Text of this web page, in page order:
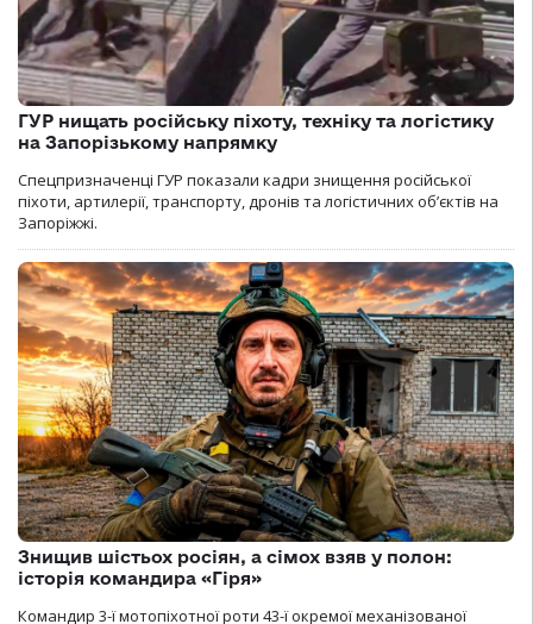
ГУР нищать російську піхоту, техніку та логістику
на Запорізькому напрямку
Спецпризначенці ГУР показали кадри знищення російської
піхоти, артилерії, транспорту, дронів та логістичних об’єктів на
Запоріжжі.
Знищив шістьох росіян, а сімох взяв у полон:
історія командира «Гіря»
Командир 3-ї мотопіхотної роти 43-ї окремої механізованої